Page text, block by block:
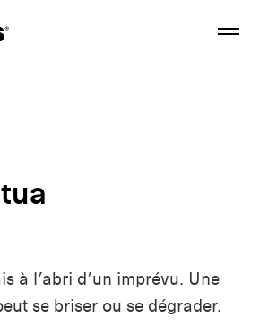
à l’abri d’un imprévu. Une
se briser ou se dégrader.